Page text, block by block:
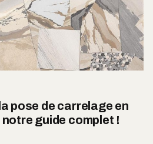
pose de carrelage en
guide complet !